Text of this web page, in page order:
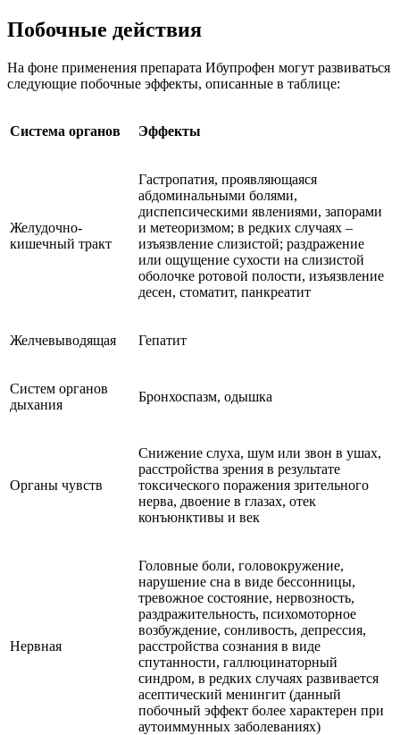
Побочные действия
На фоне применения препарата Ибупрофен могут развиваться
следующие побочные эффекты, описанные в таблице:
Система органов Эффекты
Желудочно-
кишечный тракт
Гастропатия, проявляющаяся
абдоминальными болями,
диспепсическими явлениями, запорами
и метеоризмом; в редких случаях –
изъязвление слизистой; раздражение
или ощущение сухости на слизистой
оболочке ротовой полости, изъязвление
десен, стоматит, панкреатит
Желчевыводящая Гепатит
Систем органов
дыхания
Бронхоспазм, одышка
Органы чувств
Снижение слуха, шум или звон в ушах,
расстройства зрения в результате
токсического поражения зрительного
нерва, двоение в глазах, отек
конъюнктивы и век
Нервная
Головные боли, головокружение,
нарушение сна в виде бессонницы,
тревожное состояние, нервозность,
раздражительность, психомоторное
возбуждение, сонливость, депрессия,
расстройства сознания в виде
спутанности, галлюцинаторный
синдром, в редких случаях развивается
асептический менингит (данный
побочный эффект более характерен при
аутоиммунных заболеваниях)